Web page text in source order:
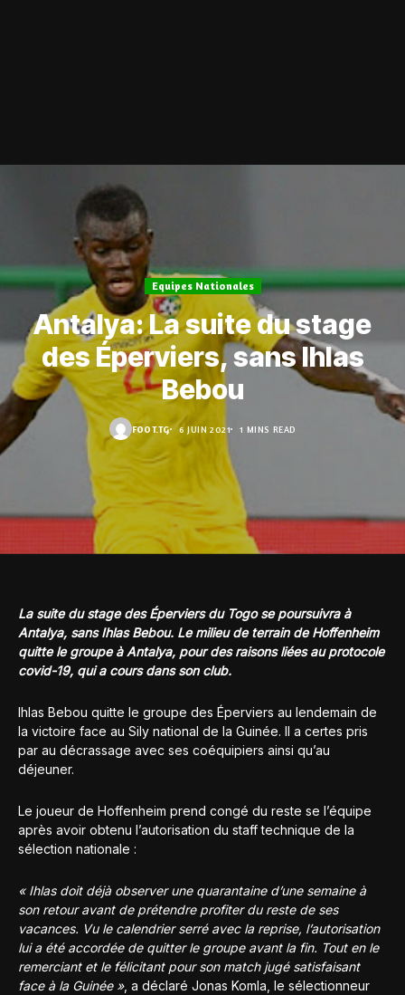
Equipes Nationales
Antalya: La suite du stage
des Éperviers, sans Ihlas
Bebou
FOOT.TG 6 JUIN 2021 1 MINS READ
La suite du stage des Éperviers du Togo se poursuivra à
Antalya, sans Ihlas Bebou. Le milieu de terrain de Hoffenheim
quitte le groupe à Antalya, pour des raisons liées au protocole
covid-19, qui a cours dans son club.
Ihlas Bebou quitte le groupe des Éperviers au lendemain de
la victoire face au Sily national de la Guinée. Il a certes pris
par au décrassage avec ses coéquipiers ainsi qu’au
déjeuner.
Le joueur de Hoffenheim prend congé du reste se l’équipe
après avoir obtenu l’autorisation du staff technique de la
sélection nationale :
« Ihlas doit déjà observer une quarantaine d’une semaine à
son retour avant de prétendre profiter du reste de ses
vacances. Vu le calendrier serré avec la reprise, l’autorisation
lui a été accordée de quitter le groupe avant la fin. Tout en le
remerciant et le félicitant pour son match jugé satisfaisant
face à la Guinée », a déclaré Jonas Komla, le sélectionneur